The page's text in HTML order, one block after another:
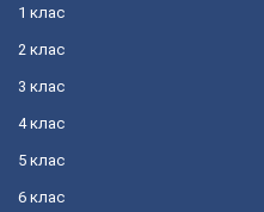
1 клас
2 клас
3 клас
4 клас
5 клас
6 клас